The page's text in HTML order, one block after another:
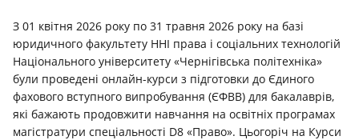
З 01 квітня 2026 року по 31 травня 2026 року на базі
юридичного факультету ННІ права і соціальних технологій
Національного університету «Чернігівська політехніка»
були проведені онлайн-курси з підготовки до Єдиного
фахового вступного випробування (ЄФВВ) для бакалаврів,
які бажають продовжити навчання на освітніх програмах
магістратури спеціальності D8 «Право». Цьогоріч на Курси